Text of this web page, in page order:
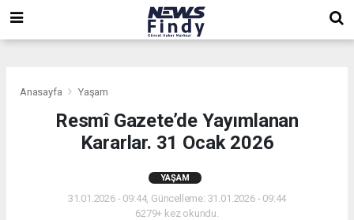
Anasayfa Yaşam
Resmî Gazete’de Yayımlanan
Kararlar. 31 Ocak 2026
YAŞAM
31.01.2026 - 09:44, Güncelleme: 31.01.2026 - 09:44
6279+ kez okundu.